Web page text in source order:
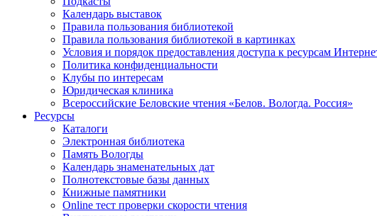
Календарь выставок
Правила пользования библиотекой
Правила пользования библиотекой в картинках
Условия и порядок предоставления доступа к ресурсам
Политика конфиденциальности
Клубы по интересам
Юридическая клиника
Всероссийские Беловские чтения «Белов. Вологда. Россия»
Ресурсы
Каталоги
Электронная библиотека
Память Вологды
Календарь знаменательных дат
Полнотекстовые базы данных
Книжные памятники
Online тест проверки скорости чтения